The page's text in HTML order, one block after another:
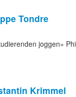
Tondre
joggen»
Krimmel